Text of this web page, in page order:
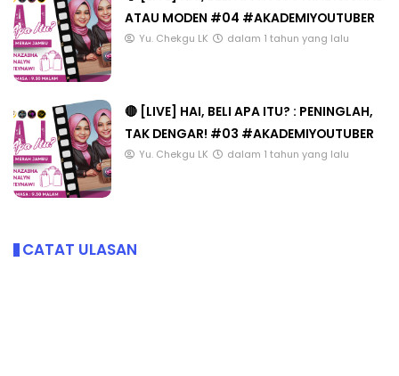
ATAU MODEN #04 #AKADEMIYOUTUBER
Yu. Chekgu LK dalam 1 tahun yang lalu
🔴 [LIVE] HAI, BELI APA ITU? : PENINGLAH,
TAK DENGAR! #03 #AKADEMIYOUTUBER
Yu. Chekgu LK dalam 1 tahun yang lalu
CATAT ULASAN